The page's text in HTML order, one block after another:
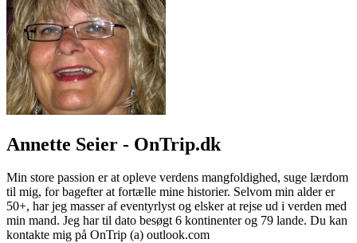
Annette Seier - OnTrip.dk
Min store passion er at opleve verdens mangfoldighed, suge lærdom
til mig, for bagefter at fortælle mine historier. Selvom min alder er
50+, har jeg masser af eventyrlyst og elsker at rejse ud i verden med
min mand. Jeg har til dato besøgt 6 kontinenter og 79 lande. Du kan
kontakte mig på OnTrip (a) outlook.com